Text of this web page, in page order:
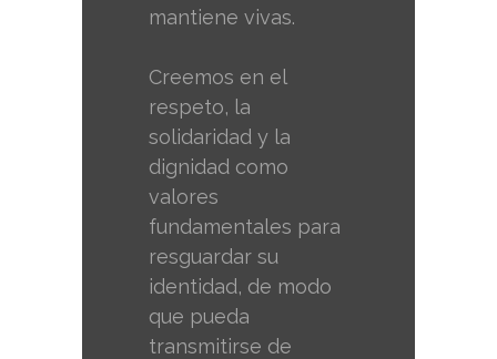
mantiene vivas.
Creemos en el
respeto, la
solidaridad y la
dignidad como
valores
fundamentales para
resguardar su
identidad, de modo
que pueda
transmitirse de